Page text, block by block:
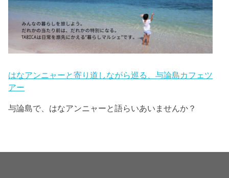
はなアンニャーと寄り道しながら巡る、与論島カフェツ
アー
与論島で、はなアンニャーと語らいあいませんか？